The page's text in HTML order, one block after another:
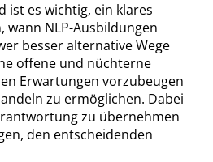
ist es wichtig, ein klares
wann NLP-Ausbildungen
besser alternative Wege
offene und nüchterne
Erwartungen vorzubeugen
zu ermöglichen. Dabei
zu übernehmen
den entscheidenden